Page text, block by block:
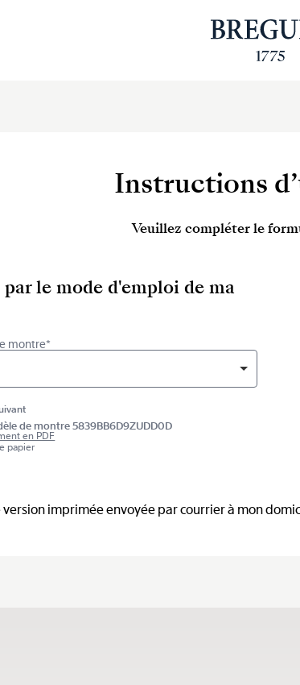
Instructions
Veuillez compléter le
par le mode d'emploi de ma
montre*
de montre 5839BB6D9ZUDD0D
en PDF
papier
version imprimée envoyée par courrier à mon